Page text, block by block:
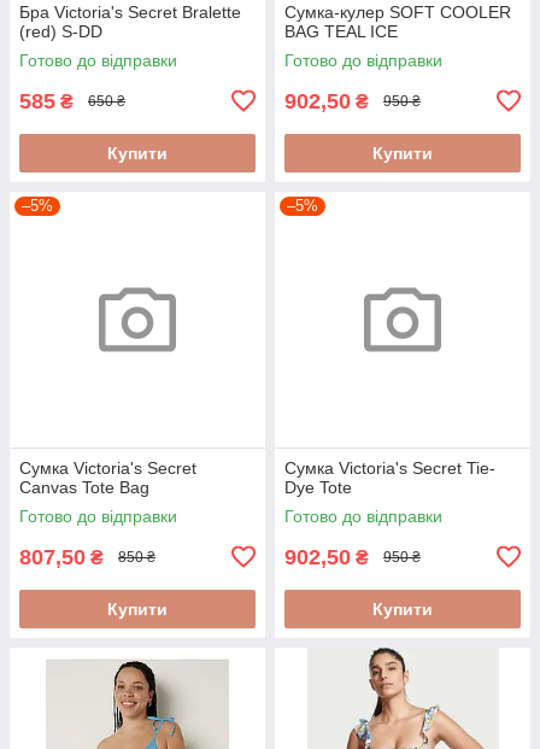
Бра Victoria's Secret Bralette
(red) S-DD
Готово до відправки
585 ₴ 650 ₴
Купити
Сумка-кулер SOFT COOLER
BAG TEAL ICE
Готово до відправки
902,50 ₴ 950 ₴
Купити
–5%
Cумка Victoria's Secret
Canvas Tote Bag
Готово до відправки
807,50 ₴ 850 ₴
Купити
–5%
Сумка Victoria's Secret Tie-
Dye Tote
Готово до відправки
902,50 ₴ 950 ₴
Купити